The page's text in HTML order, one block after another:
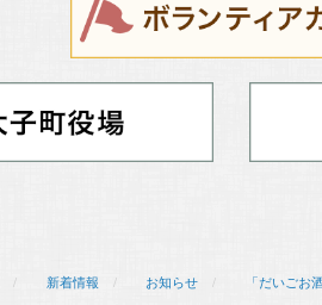
新着情報 お知らせ 「だいごお